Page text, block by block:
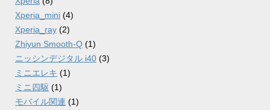
Xperia_mini (4)
Xperia_ray (2)
Zhiyun Smooth-Q (1)
ニッシンデジタル i40 (3)
ミニエレキ (1)
ミニ四駆 (1)
モバイル関連 (1)